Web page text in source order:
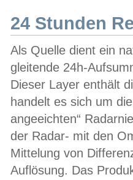
24 Stunden
Als Quelle dient ein
gleitende 24h-
Dieser Layer enthält
handelt es sich um
angeeichten“
der Radar- mit den
Mittelung von
Auflösung. Das